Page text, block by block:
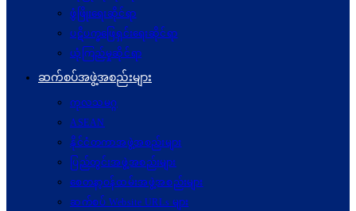
ဖွံဖြိုးရေးဆိုင်ရာ
ပဋိပက္ခ‌ဖြေရှင်းရေးဆိုင်ရာ
ယုံကြည်မှုဆိုင်ရာ
ဆက်စပ်အဖွဲ့အစည်းများ
ကုလသမဂ္ဂ
ASEAN
နိုင်ငံတကာအဖွဲ့အစည်းများ
ပြည်တွင်းအဖွဲ့အစည်းများ
စေတနာ့ဝန်ထမ်းအဖွဲ့အစည်းများ
ဆက်စပ် Website URLs များ